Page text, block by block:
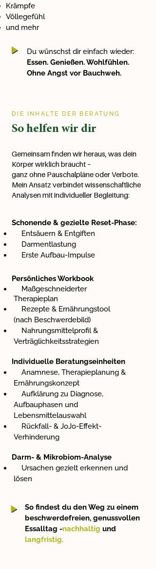
Krämpfe
Völlegefühl
und mehr
Du wünschst dir einfach wieder:
Essen. Genießen. Wohlfühlen.
Ohne Angst vor Bauchweh.
DIE INHALTE DER BERATUNG
So helfen wir dir
Gemeinsam finden wir heraus, was dein
Körper wirklich braucht –
ganz ohne Pauschalpläne oder Verbote.
Mein Ansatz verbindet wissenschaftliche
Analysen mit individueller Begleitung:
Schonende & gezielte Reset-Phase:
Entsäuern & Entgiften
Darmentlastung
Erste Aufbau-Impulse
Persönliches Workbook
Maßgeschneiderter
Therapieplan
Rezepte & Ernährungstool
(nach Beschwerdebild)
Nahrungsmittelprofil &
Verträglichkeitsstrategien
Individuelle Beratungseinheiten
Anamnese, Therapieplanung &
Ernährungskonzept
Aufklärung zu Diagnose,
Aufbauphasen und
Lebensmittelauswahl
Rückfall- & JoJo-Effekt-
Verhinderung
Darm- & Mikrobiom-Analyse
Ursachen gezielt erkennen und
lösen
So findest du den Weg zu einem
beschwerdefreien, genussvollen
Essalltag -nachhaltig und
langfristig.